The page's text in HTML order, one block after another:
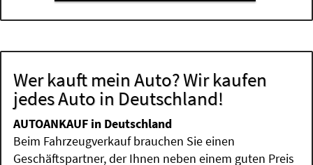
Wer kauft mein Auto? Wir kaufen
jedes Auto in Deutschland!
AUTOANKAUF in Deutschland
Beim Fahrzeugverkauf brauchen Sie einen
Geschäftspartner, der Ihnen neben einem guten Preis